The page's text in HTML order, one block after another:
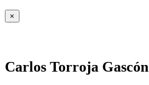
×
Carlos Torroja Gascón